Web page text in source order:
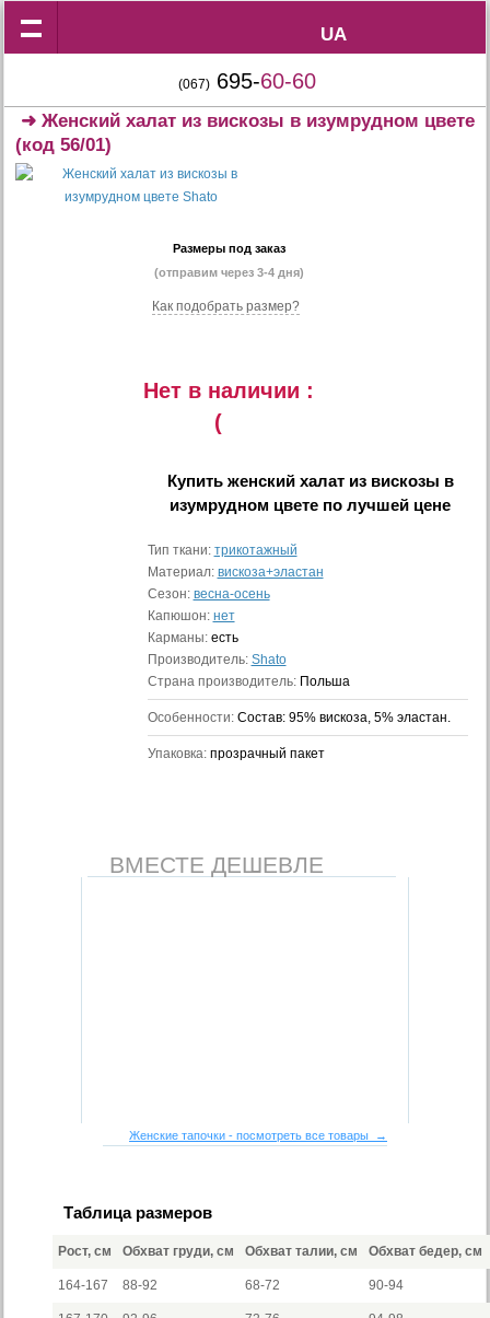
UA
UA
(067) 695-60-60
➜Женский халат из вискозы в изумрудном цвете
(код 56/01)
Размеры под заказ
(отправим через 3-4 дня)
Как подобрать размер?
Нет в наличии :
(
Купить женский халат из вискозы в
изумрудном цвете по лучшей цене
Тип ткани: трикотажный
Материал: вискоза+эластан
Сезон: весна-осень
Капюшон: нет
Карманы: есть
Производитель: Shato
Страна производитель: Польша
Особенности: Состав: 95% вискоза, 5% эластан.
Упаковка: прозрачный пакет
ВМЕСТЕ ДЕШЕВЛЕ
Женские тапочки - посмотреть все товары →
Таблица размеров
Рост, см Обхват груди, см Обхват талии, см Обхват бедер, см
164-167 88-92 68-72 90-94